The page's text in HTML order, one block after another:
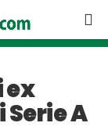
ex
A